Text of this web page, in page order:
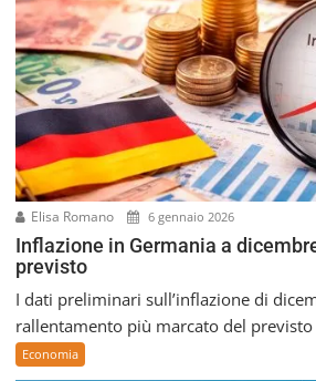
Elisa Romano 6 gennaio 2026
Inflazione in Germania a
previsto
I dati preliminari sull’inflazione di
rallentamento più marcato del
Economia